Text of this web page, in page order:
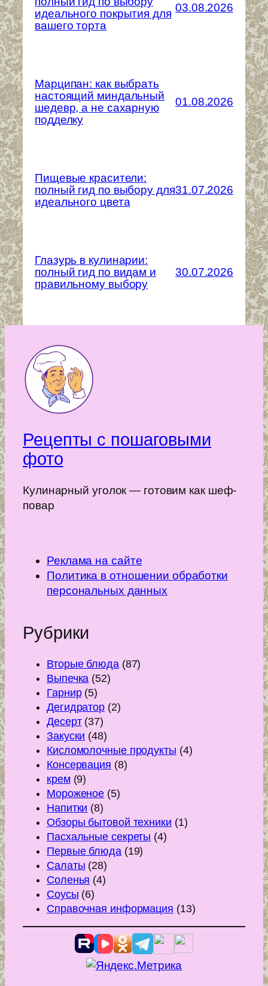
идеального покрытия для
вашего торта
03.08.2026
Марципан: как выбрать
настоящий миндальный
шедевр, а не сахарную
подделку
01.08.2026
Пищевые красители:
полный гид по выбору для
идеального цвета
31.07.2026
Глазурь в кулинарии:
полный гид по видам и
правильному выбору
30.07.2026
Рецепты с пошаговыми
фото
Кулинарный уголок — готовим как шеф-
повар
Реклама на сайте
Политика в отношении обработки
персональных данных
Рубрики
Вторые блюда(87)
Выпечка (52)
Гарнир(5)
Дегидратор (2)
Десерт(37)
Закуски (48)
Кисломолочные продукты (4)
Консервация (8)
крем(9)
Мороженое (5)
Напитки (8)
Обзоры бытовой техники (1)
Пасхальные секреты (4)
Первые блюда(19)
Салаты (28)
Соленья (4)
Соусы (6)
Справочная информация (13)